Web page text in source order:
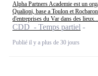
Alpha Partners Academie est un
Qualiopi, base a Toulon et
d'entreprises du Var dans des lieux...
CDD - Temps partiel
Publié il y a plus de 30 jours